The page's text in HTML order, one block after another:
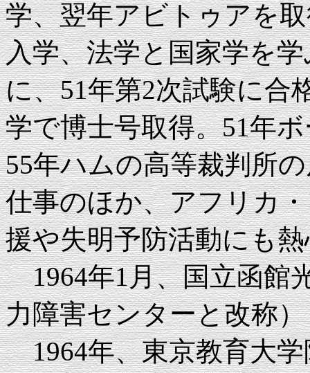
学、翌年アビトゥアを
入学、法学と国家学を
に、51年第2次試験に合
学で博士号取得。51年
55年ハムの高等裁判所
仕事のほか、アフリカ
援や失明予防活動にも
1964年1月、国立函館
力障害センターと改称）
1964年、東京教育大学